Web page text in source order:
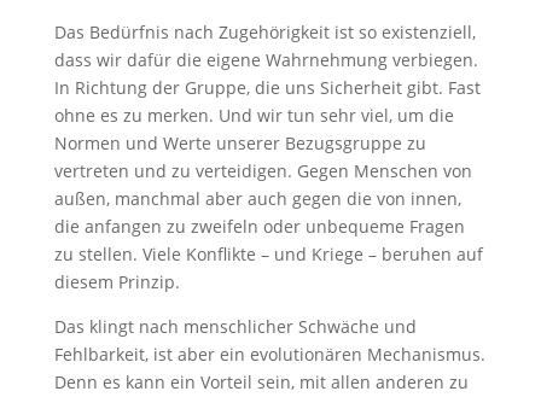
Das Bedürfnis nach Zugehörigkeit ist so existenziell,
dass wir dafür die eigene Wahrnehmung verbiegen.
In Richtung der Gruppe, die uns Sicherheit gibt. Fast
ohne es zu merken. Und wir tun sehr viel, um die
Normen und Werte unserer Bezugsgruppe zu
vertreten und zu verteidigen. Gegen Menschen von
außen, manchmal aber auch gegen die von innen,
die anfangen zu zweifeln oder unbequeme Fragen
zu stellen. Viele Konflikte – und Kriege – beruhen auf
diesem Prinzip.
Das klingt nach menschlicher Schwäche und
Fehlbarkeit, ist aber ein evolutionären Mechanismus.
Denn es kann ein Vorteil sein, mit allen anderen zu